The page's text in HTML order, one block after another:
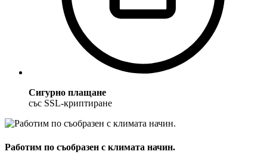
Сигурно плащане
със SSL-криптиране
Работим по съобразен с климата начин.